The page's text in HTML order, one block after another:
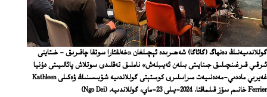
گوللاندىيەنىڭ دەنھاگ (گائاگا) شەھىرىدە ئېچىلغان «خەلقئارا سوتقا چاقىرىق - خىتاينى
ئىرقىي قىرغىنچىلىق جىنايىتى بىلەن ئەيىبلەش» ناملىق تەقلىدى سوتلاش پائالىيىتى دۇنيا
غەيرىي ماددىي-مەدەنىيەت مىراسلىرى كومىتېتى گوللاندىيە شۆبىسىنىڭ ۋەكىلى Kathleen
Ferrier خانىم سۆز قىلماقتا. 2024-يىلى 23-ماي، گوللاندىيە.
(Ngo Dei)